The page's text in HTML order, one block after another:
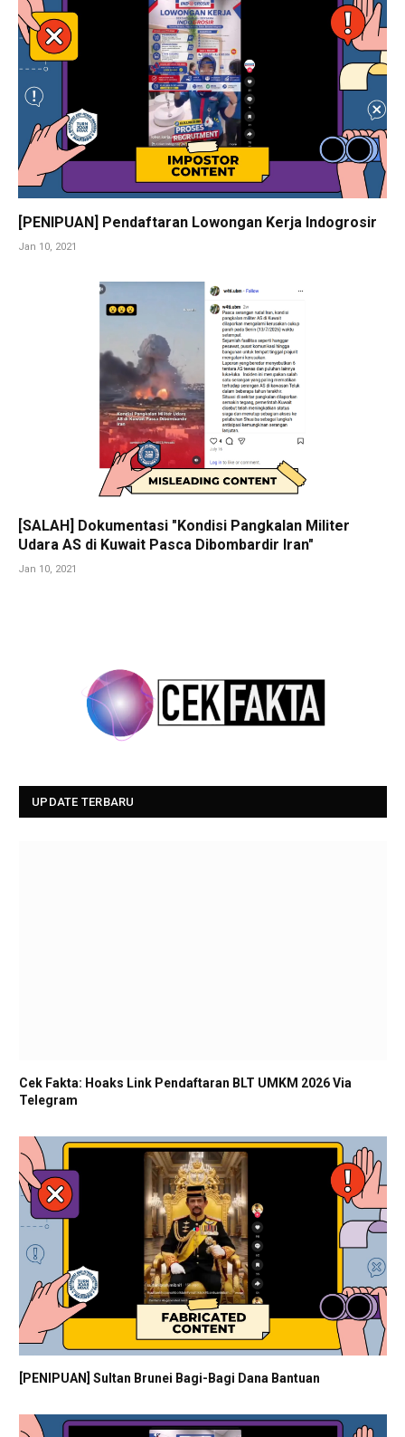
[PENIPUAN] Pendaftaran Lowongan Kerja Indogrosir
Jan 10, 2021
[SALAH] Dokumentasi "Kondisi Pangkalan Militer
Udara AS di Kuwait Pasca Dibombardir Iran"
Jan 10, 2021
UPDATE TERBARU
Cek Fakta: Hoaks Link Pendaftaran BLT UMKM 2026 Via
Telegram
[PENIPUAN] Sultan Brunei Bagi-Bagi Dana Bantuan